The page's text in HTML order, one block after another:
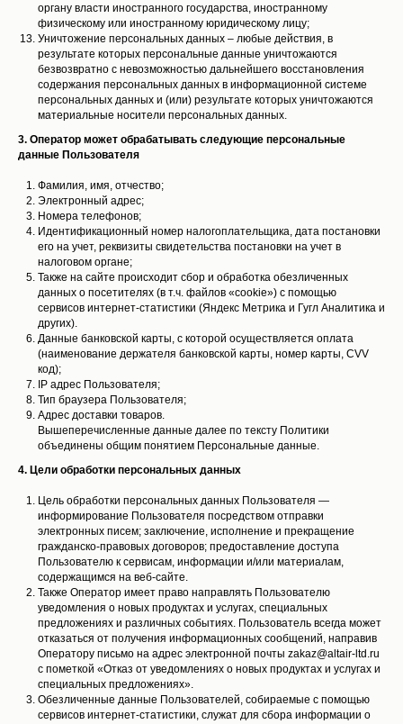
органу власти иностранного государства, иностранному
физическому или иностранному юридическому лицу;
Уничтожение персональных данных – любые действия, в
результате которых персональные данные уничтожаются
безвозвратно с невозможностью дальнейшего восстановления
содержания персональных данных в информационной системе
персональных данных и (или) результате которых уничтожаются
материальные носители персональных данных.
3. Оператор может обрабатывать следующие персональные
данные Пользователя
Фамилия, имя, отчество;
Электронный адрес;
Номера телефонов;
Идентификационный номер налогоплательщика, дата постановки
его на учет, реквизиты свидетельства постановки на учет в
налоговом органе;
Также на сайте происходит сбор и обработка обезличенных
данных о посетителях (в т.ч. файлов «cookie») с помощью
сервисов интернет-статистики (Яндекс Метрика и Гугл Аналитика и
других).
Данные банковской карты, с которой осуществляется оплата
(наименование держателя банковской карты, номер карты, CVV
код);
IP адрес Пользователя;
Тип браузера Пользователя;
Адрес доставки товаров.
Вышеперечисленные данные далее по тексту Политики
объединены общим понятием Персональные данные.
4. Цели обработки персональных данных
Цель обработки персональных данных Пользователя —
информирование Пользователя посредством отправки
электронных писем; заключение, исполнение и прекращение
гражданско-правовых договоров; предоставление доступа
Пользователю к сервисам, информации и/или материалам,
содержащимся на веб-сайте.
Также Оператор имеет право направлять Пользователю
уведомления о новых продуктах и услугах, специальных
предложениях и различных событиях. Пользователь всегда может
отказаться от получения информационных сообщений, направив
Оператору письмо на адрес электронной почты zakaz@altair-ltd.ru
с пометкой «Отказ от уведомлениях о новых продуктах и услугах и
специальных предложениях».
Обезличенные данные Пользователей, собираемые с помощью
сервисов интернет-статистики, служат для сбора информации о